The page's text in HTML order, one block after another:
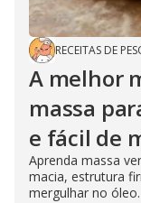
RECEITAS DE
A melhor
massa
e fácil de
Aprenda massa
macia, estrutura
mergulhar no óleo.